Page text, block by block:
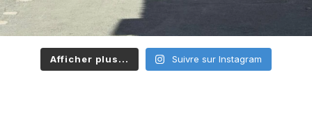
Afficher plus... Suivre sur Instagram